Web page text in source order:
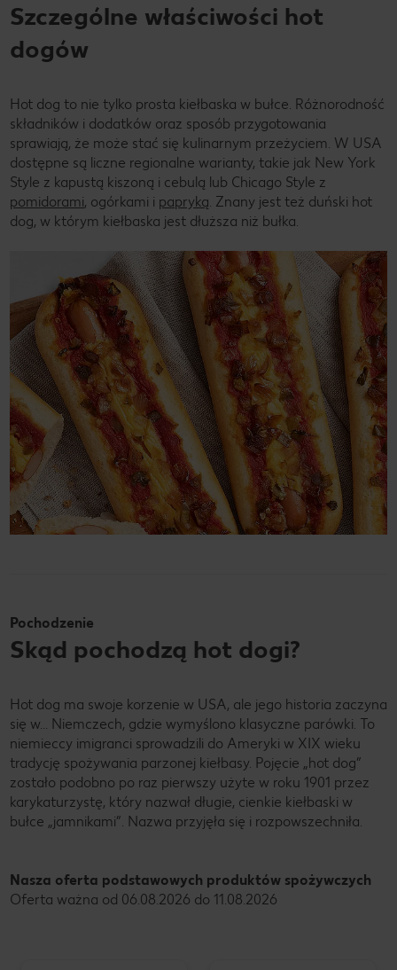
Szczególne właściwości hot
dogów
Hot dog to nie tylko prosta kiełbaska w bułce. Różnorodność
składników i dodatków oraz sposób przygotowania
sprawiają, że może stać się kulinarnym przeżyciem. W USA
dostępne są liczne regionalne warianty, takie jak New York
Style z kapustą kiszoną i cebulą lub Chicago Style z
pomidorami, ogórkami i papryką. Znany jest też duński hot
dog, w którym kiełbaska jest dłuższa niż bułka.
Pochodzenie
Skąd pochodzą hot dogi?
Hot dog ma swoje korzenie w USA, ale jego historia zaczyna
się w... Niemczech, gdzie wymyślono klasyczne parówki. To
niemieccy imigranci sprowadzili do Ameryki w XIX wieku
tradycję spożywania parzonej kiełbasy. Pojęcie „hot dog”
zostało podobno po raz pierwszy użyte w roku 1901 przez
karykaturzystę, który nazwał długie, cienkie kiełbaski w
bułce „jamnikami”. Nazwa przyjęła się i rozpowszechniła.
Nasza oferta podstawowych produktów spożywczych
Oferta ważna od 06.08.2026 do 11.08.2026